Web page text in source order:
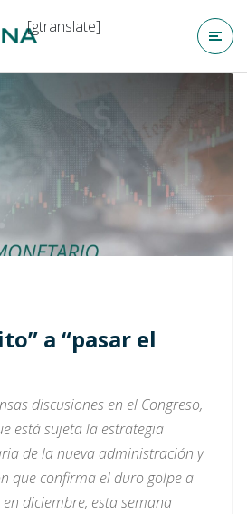
[gtranslate]
a “pasar el
discusiones en el Congreso,
está sujeta la estrategia
de la nueva administración y
que confirma el duro golpe a
diciembre, esta semana